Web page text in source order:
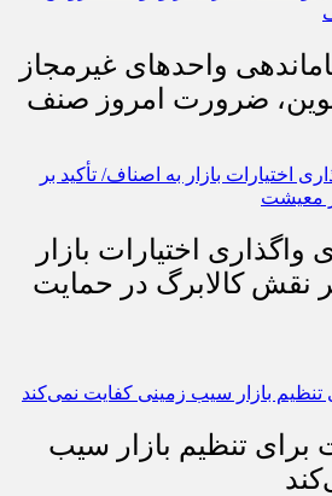
واحدهای غیرمجاز
ضرورت امروز صنف
واگذاری اختیارات بازار
نقش کالابرگ در حمایت
تنظیم بازار سیب